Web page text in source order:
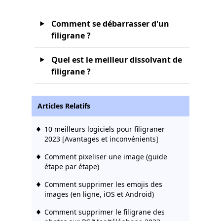
Comment se débarrasser d'un
filigrane ?
Quel est le meilleur dissolvant de
filigrane ?
Articles Relatifs
10 meilleurs logiciels pour filigraner
2023 [Avantages et inconvénients]
Comment pixeliser une image (guide
étape par étape)
Comment supprimer les emojis des
images (en ligne, iOS et Android)
Comment supprimer le filigrane des